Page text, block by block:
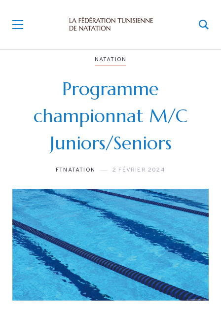
NATATION
Programme
championnat M/C
Juniors/Seniors
FTNATATION 2 FÉVRIER 2024